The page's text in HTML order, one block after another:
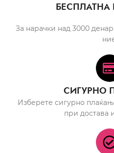
За нарачки над 3000
СИГУРНО
Изберете сигурно
при достава